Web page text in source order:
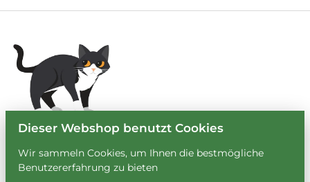
Dieser Webshop benutzt Cookies
Wir sammeln Cookies, um Ihnen die bestmögliche
Benutzererfahrung zu bieten